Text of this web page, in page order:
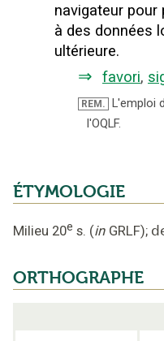
navigateur
à des données
ultérieure.
⇒ favori,
REM. L'emploi
l'OQLF.
ÉTYMOLOGIE
Milieu 20e s. (in GRLF);
ORTHOGRAPHE